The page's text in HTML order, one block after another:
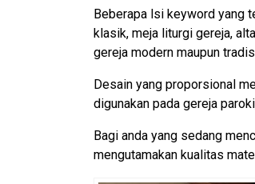
Beberapa lsi keyword yang
klasik, meja liturgi gereja,
gereja modern maupun
Desain yang proporsional
digunakan pada gereja
Bagi anda yang sedang
mengutamakan kualitas